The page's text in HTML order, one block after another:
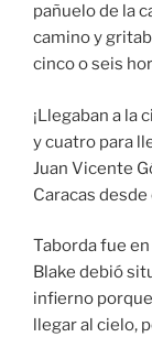
pañuelo de la
camino y
cinco o seis
¡Llegaban a la
y cuatro para
Juan Vicente
Caracas desde
Taborda fue
Blake debió
infierno
llegar al cielo,